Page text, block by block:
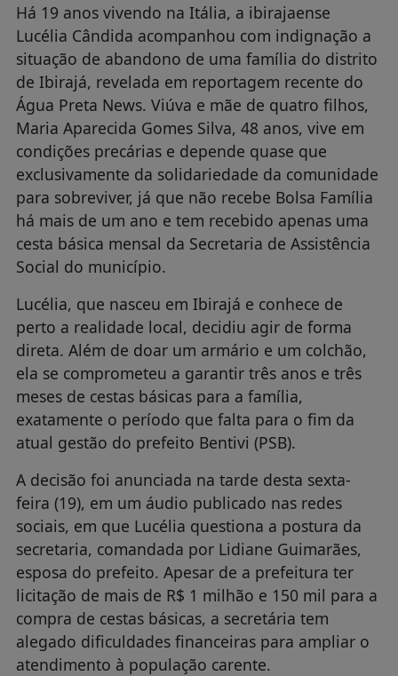
Há 19 anos vivendo na Itália, a ibirajaense
Lucélia Cândida acompanhou com indignação a
situação de abandono de uma família do distrito
de Ibirajá, revelada em reportagem recente do
Água Preta News. Viúva e mãe de quatro filhos,
Maria Aparecida Gomes Silva, 48 anos, vive em
condições precárias e depende quase que
exclusivamente da solidariedade da comunidade
para sobreviver, já que não recebe Bolsa Família
há mais de um ano e tem recebido apenas uma
cesta básica mensal da Secretaria de Assistência
Social do município.
Lucélia, que nasceu em Ibirajá e conhece de
perto a realidade local, decidiu agir de forma
direta. Além de doar um armário e um colchão,
ela se comprometeu a garantir três anos e três
meses de cestas básicas para a família,
exatamente o período que falta para o fim da
atual gestão do prefeito Bentivi (PSB).
A decisão foi anunciada na tarde desta sexta-
feira (19), em um áudio publicado nas redes
sociais, em que Lucélia questiona a postura da
secretaria, comandada por Lidiane Guimarães,
esposa do prefeito. Apesar de a prefeitura ter
licitação de mais de R$ 1 milhão e 150 mil para a
compra de cestas básicas, a secretária tem
alegado dificuldades financeiras para ampliar o
atendimento à população carente.